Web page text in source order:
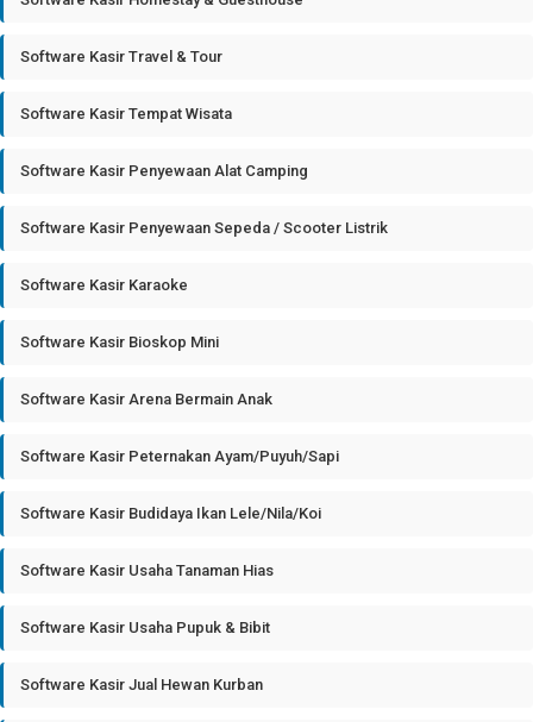
Software Kasir Travel & Tour
Software Kasir Tempat Wisata
Software Kasir Penyewaan Alat Camping
Software Kasir Penyewaan Sepeda / Scooter Listrik
Software Kasir Karaoke
Software Kasir Bioskop Mini
Software Kasir Arena Bermain Anak
Software Kasir Peternakan Ayam/Puyuh/Sapi
Software Kasir Budidaya Ikan Lele/Nila/Koi
Software Kasir Usaha Tanaman Hias
Software Kasir Usaha Pupuk & Bibit
Software Kasir Jual Hewan Kurban